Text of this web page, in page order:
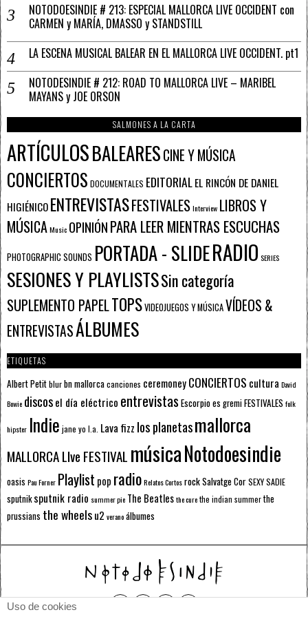
NOTODOESINDIE # 213: ESPECIAL MALLORCA LIVE OCCIDENT con
CARMEN y MARÍA, DMASSO y STANDSTILL
LA ESCENA MUSICAL BALEAR EN EL MALLORCA LIVE OCCIDENT. pt1
NOTODESINDIE # 212: ROAD TO MALLORCA LIVE – MARIBEL
MAYANS y JOE ORSON
SALMONES A LA CARTA
ARTÍCULOSBALEARESCINE Y MÚSICA
CONCIERTOS DOCUMENTALES EDITORIALEL RINCÓN DE DANIEL
HIGIÉNICOENTREVISTASFESTIVALESInterview LIBROS Y
MÚSICAMusic OPINIÓNPARA LEER MIENTRAS ESCUCHAS
PHOTOGRAPHIC SOUNDS PORTADA - SLIDERADIO SERIES
SESIONES Y PLAYLISTSSin categoría
SUPLEMENTO PAPELTOPSVIDEOJUEGOS Y MÚSICAVÍDEOS &
ENTREVISTASÁLBUMES
ETIQUETAS
Albert Petitblurbn mallorcacanciones ceremoneyCONCIERTOS cultura David
Bowie discosel día eléctrico entrevistas Escorpioes gremiFESTIVALES folk
hipster Indie jane yo l.a. Lava fizz los planetasmallorca
MALLORCA LIve FESTIVAL músicaNotodoesindie
oasis Pau Forner Playlist pop radioRelatos CortosrockSalvatge CorSEXY SADIE
sputnik sputnik radio summer pie The Beatlesthe curethe indian summerthe
prussians the wheelsu2 veranoálbumes
Uso de cookies